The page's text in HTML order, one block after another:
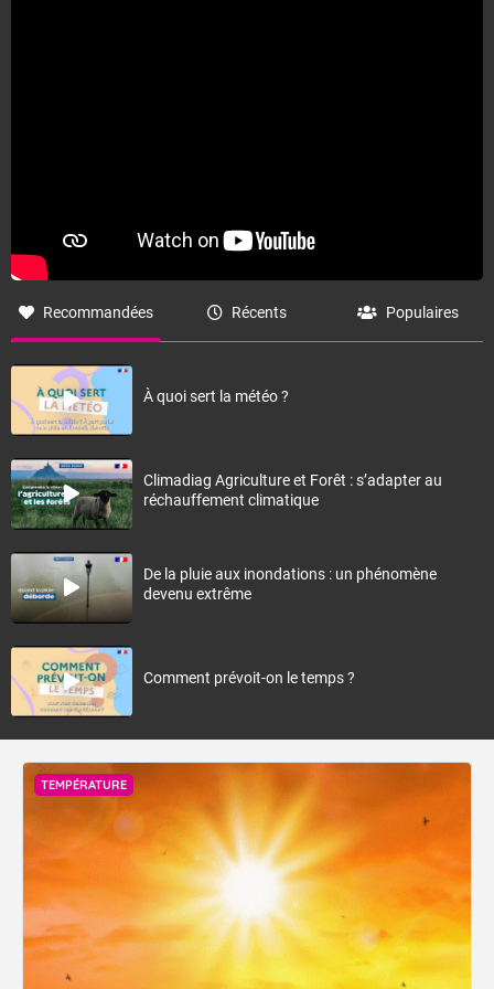
Recommandées Récents Populaires
À quoi sert la météo ?
Climadiag Agriculture et Forêt : s’adapter au
réchauffement climatique
De la pluie aux inondations : un phénomène
devenu extrême
Comment prévoit-on le temps ?
TEMPÉRATURE